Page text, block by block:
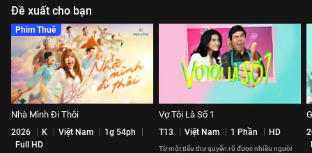
Đề xuất cho bạn
Phim Thuê
Nhà Mình Đi Thôi
2026 K Việt Nam
1g 54ph
Full HD
Vợ Tôi Là Số 1
T13 Việt Nam 1 Phần HD
Từ một tiểu thư quyến rũ được nhiều người